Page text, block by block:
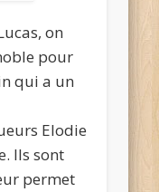
on
pour
qui a un
Elodie
Ils sont
permet